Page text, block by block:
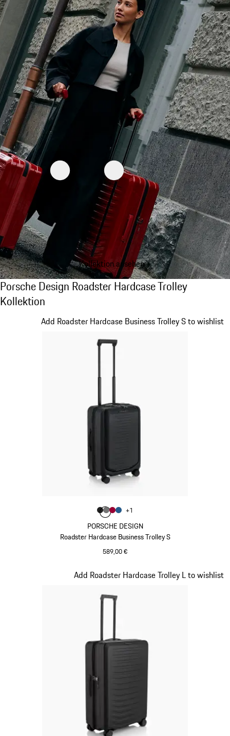
Kollektion ansehen
Porsche Design Roadster Hardcase Trolley
Porsche Design Roadster Hardcase Trolley
Kollektion
PORSCHE DESIGN
Roadster Hardcase Business Trolley S
589,00 €
Add Roadster Hardcase Business Trolley S to wishlist
Slide 1 von 20
Farbe
Farbemattschwarz
Farbe nardograu
Farbekarminrot
Farbe
+1
Add Roadster Hardcase Trolley L to wishlist